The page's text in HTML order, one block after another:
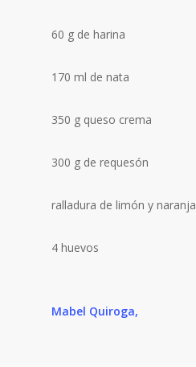
60 g de harina
170 ml de nata
350 g queso crema
300 g de requesón
ralladura de limón y naranja
4 huevos
Mabel Quiroga,